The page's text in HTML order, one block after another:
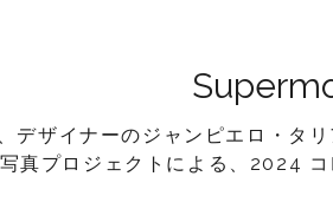
デザイナーのジャンピエロ・タ
真プロジェクトによる、2024